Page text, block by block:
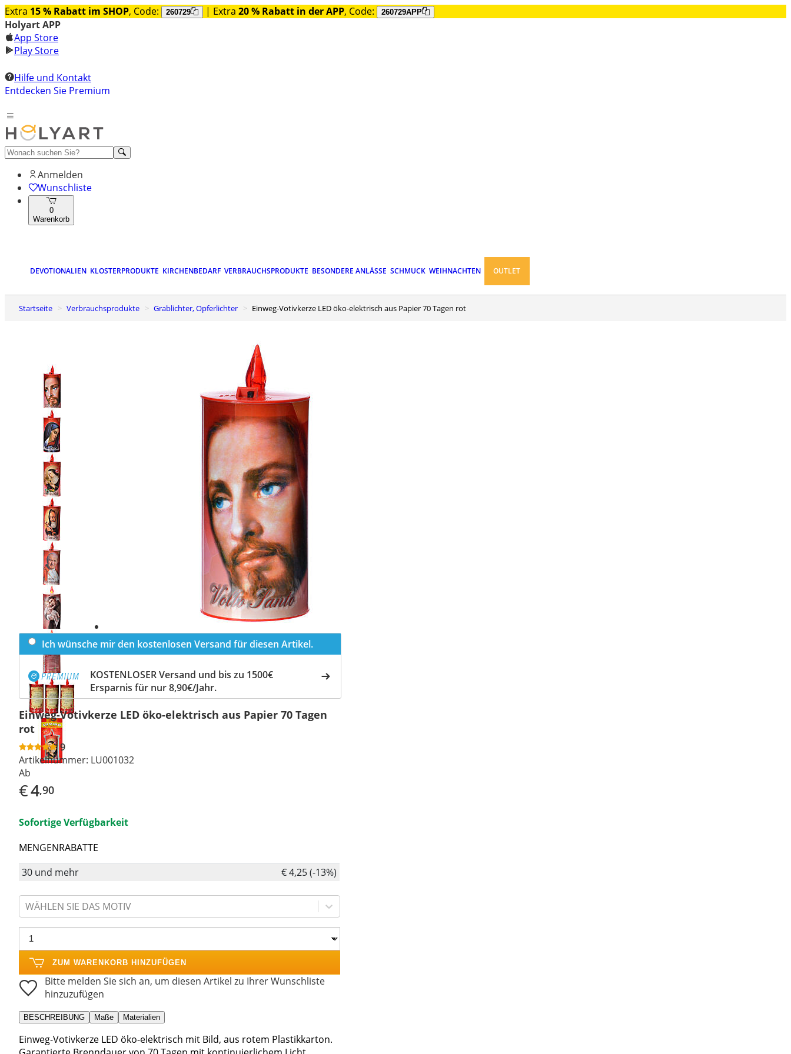
Extra 15 % Rabatt im SHOP, Code: 260729 | Extra 20 % Rabatt in der APP, Code: 260729APP
Holyart APP
App Store
Play Store
Hilfe und Kontakt
Entdecken Sie Premium
Anmelden
Wunschliste
0
Warenkorb
DEVOTIONALIEN KLOSTERPRODUKTE KIRCHENBEDARF VERBRAUCHSPRODUKTE BESONDERE ANLÄSSE SCHMUCK WEIHNACHTEN OUTLET
Startseite Verbrauchsprodukte Grablichter, Opferlichter Einweg-Votivkerze LED öko-elektrisch aus Papier 70 Tagen rot
Previous
slide
Next
slide
Ich wünsche mir den kostenlosen Versand für diesen Artikel.
KOSTENLOSER Versand und bis zu 1500€
Ersparnis für nur 8,90€/Jahr.
Einweg-Votivkerze LED öko-elektrisch aus Papier 70 Tagen
rot
9
Artikelnummer: LU001032
Ab
€4,90
Sofortige Verfügbarkeit
MENGENRABATTE
30 und mehr
€ 4,25 (-13%)
WÄHLEN SIE DAS MOTIV
ZUM WARENKORB HINZUFÜGEN
Bitte melden Sie sich an, um diesen Artikel zu Ihrer Wunschliste
hinzuzufügen
BESCHREIBUNG Maße Materialien
Einweg-Votivkerze LED öko-elektrisch mit Bild, aus rotem Plastikkarton.